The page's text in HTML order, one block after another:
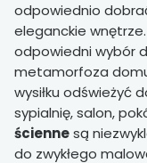
odpowiednio
eleganckie
odpowiedni wybór
metamorfoza
wysiłku odświeżyć
sypialnię, salon,
ściennesą
do zwykłego